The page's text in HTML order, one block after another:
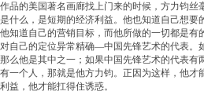
作品的美国著名画廊找上门来的时候，方力钧丝
是什么，是短期的经济利益。他也知道自己想要
他知道自己的营销目标，而他所做的一切都是有
对自己的定位异常精确—中国先锋艺术的代表。
那么他是其中之一；如果中国先锋艺术的代表有
有一个人，那就是他方力钧。正因为这样，他才
利益，他才能扛得住诱惑。